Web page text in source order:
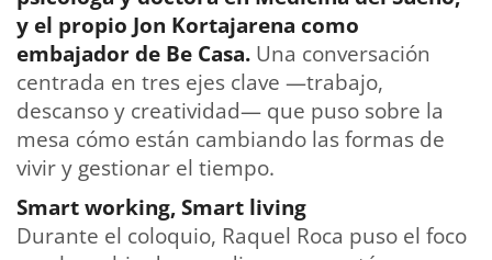
y el propio Jon Kortajarena como
embajador de Be Casa. Una conversación
centrada en tres ejes clave —trabajo,
descanso y creatividad— que puso sobre la
mesa cómo están cambiando las formas de
vivir y gestionar el tiempo.
Smart working, Smart living
Durante el coloquio, Raquel Roca puso el foco